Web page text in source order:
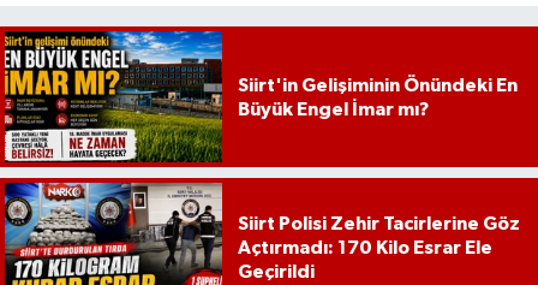
Siirt'in Gelişiminin Önündeki En
Büyük Engel İmar mı?
Siirt Polisi Zehir Tacirlerine Göz
Açtırmadı: 170 Kilo Esrar Ele
Geçirildi